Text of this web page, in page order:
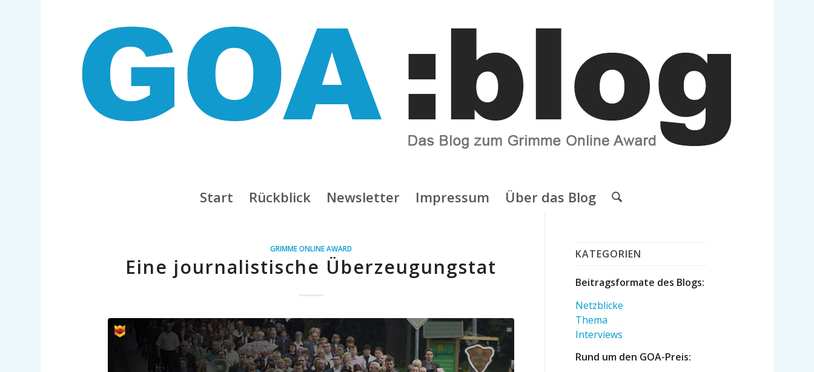
Start Rückblick Newsletter Impressum Über das Blog
GRIMME ONLINE AWARD
Eine journalistische Überzeugungstat
KATEGORIEN
Beitragsformate des Blogs:
Netzblicke
Thema
Interviews
Rund um den GOA-Preis: